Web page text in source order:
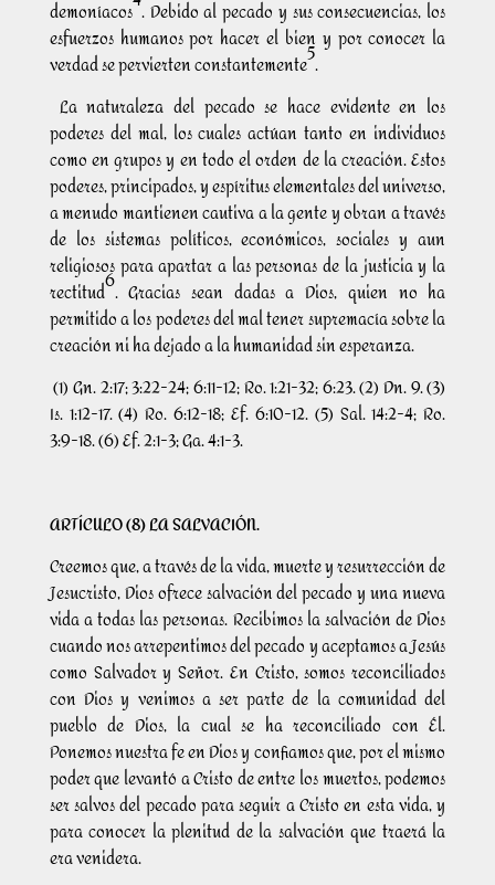
demoníacos . Debido al pecado y sus consecuencias, los
esfuerzos humanos por hacer el bien y por conocer la
verdad se pervierten constantemente5.
La naturaleza del pecado se hace evidente en los
poderes del mal, los cuales actúan tanto en individuos
como en grupos y en todo el orden de la creación. Estos
poderes, principados, y espíritus elementales del universo,
a menudo mantienen cautiva a la gente y obran a través
de los sistemas políticos, económicos, sociales y aun
religiosos para apartar a las personas de la justicia y la
rectitud6. Gracias sean dadas a Dios, quien no ha
permitido a los poderes del mal tener supremacía sobre la
creación ni ha dejado a la humanidad sin esperanza.
(1) Gn. 2:17; 3:22-24; 6:11-12; Ro. 1:21-32; 6:23. (2) Dn. 9. (3)
Is. 1:12-17. (4) Ro. 6:12-18; Ef. 6:10-12. (5) Sal. 14:2-4; Ro.
3:9-18. (6) Ef. 2:1-3; Ga. 4:1-3.
ARTÍCULO (8) LA SALVACIÓN.
Creemos que, a través de la vida, muerte y resurrección de
Jesucristo, Dios ofrece salvación del pecado y una nueva
vida a todas las personas. Recibimos la salvación de Dios
cuando nos arrepentimos del pecado y aceptamos a Jesús
como Salvador y Señor. En Cristo, somos reconciliados
con Dios y venimos a ser parte de la comunidad del
pueblo de Dios, la cual se ha reconciliado con Él.
Ponemos nuestra fe en Dios y confiamos que, por el mismo
poder que levantó a Cristo de entre los muertos, podemos
ser salvos del pecado para seguir a Cristo en esta vida, y
para conocer la plenitud de la salvación que traerá la
era venidera.